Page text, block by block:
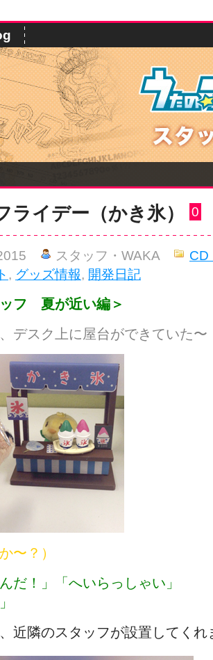
ライデー（かき氷） 0
スタッフ・WAKA
CD
, グッズ情報, 開発日記
フ 夏が近い編＞
デスク上に屋台ができていた〜
〜？）
だ！」「へいらっしゃい」
近隣のスタッフが設置してくれ